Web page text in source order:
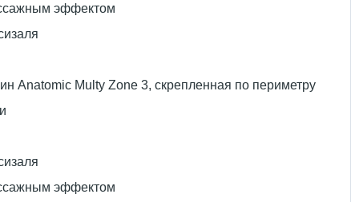
эффектом
Anatomic Multy Zone 3, скрепленная по периметру
эффектом